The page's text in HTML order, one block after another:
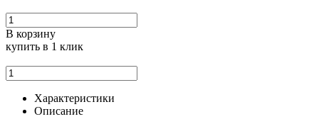
В корзину
купить в 1 клик
Характеристики
Описание